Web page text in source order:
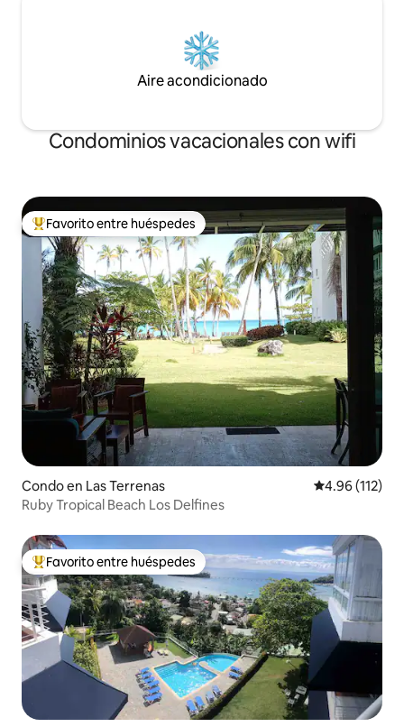
Aire acondicionado
Condominios vacacionales con wifi
Favorito entre huéspedes preferido
Favorito entre huéspedes
Condo en Las Terrenas Calificación
4.96 (112)
Ruby Tropical Beach Los Delfines
Favorito entre huéspedes preferido
Favorito entre huéspedes